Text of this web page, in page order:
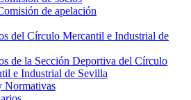
de apelación
del Círculo Mercantil e Industrial de
de la Sección Deportiva del Círculo
e Industrial de Sevilla
Normativas